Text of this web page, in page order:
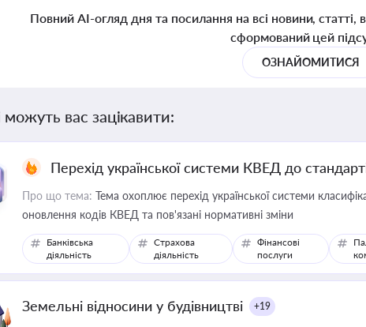
Повний AI-огляд дня та посилання на всі новини, статті,
сформований цей
ОЗНАЙОМИТИСЯ
можуть вас зацікавити:
Перехід української системи КВЕД до
Про що тема: Тема охоплює перехід української системи
оновлення кодів КВЕД та пов'язані нормативні зміни
Банківська
діяльність
Страхова
діяльність
Фінансові
послуги
Земельні відносини у будівництві +19